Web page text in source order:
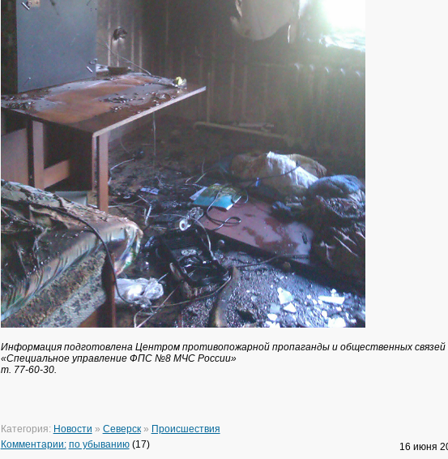
Информация подготовлена Центром противопожарной пропаганды и общественных
«Специальное управление ФПС №8 МЧС России»
т. 77-60-30.
Категория: Новости » Северск» Происшествия
Комментарии: по убыванию(17) 16 июня